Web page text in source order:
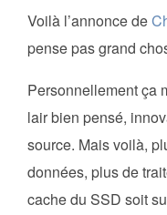
Voilà l’annonce de
pense pas grand
Personnellement ça
lair bien pensé,
source. Mais voilà,
données, plus de
cache du SSD soit